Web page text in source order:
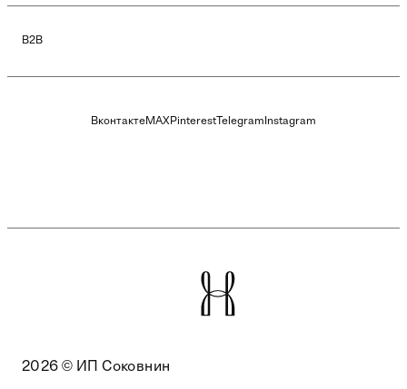
B2B
ВконтактеMAXPinterest TelegramInstagram
2026 © ИП Соковнин